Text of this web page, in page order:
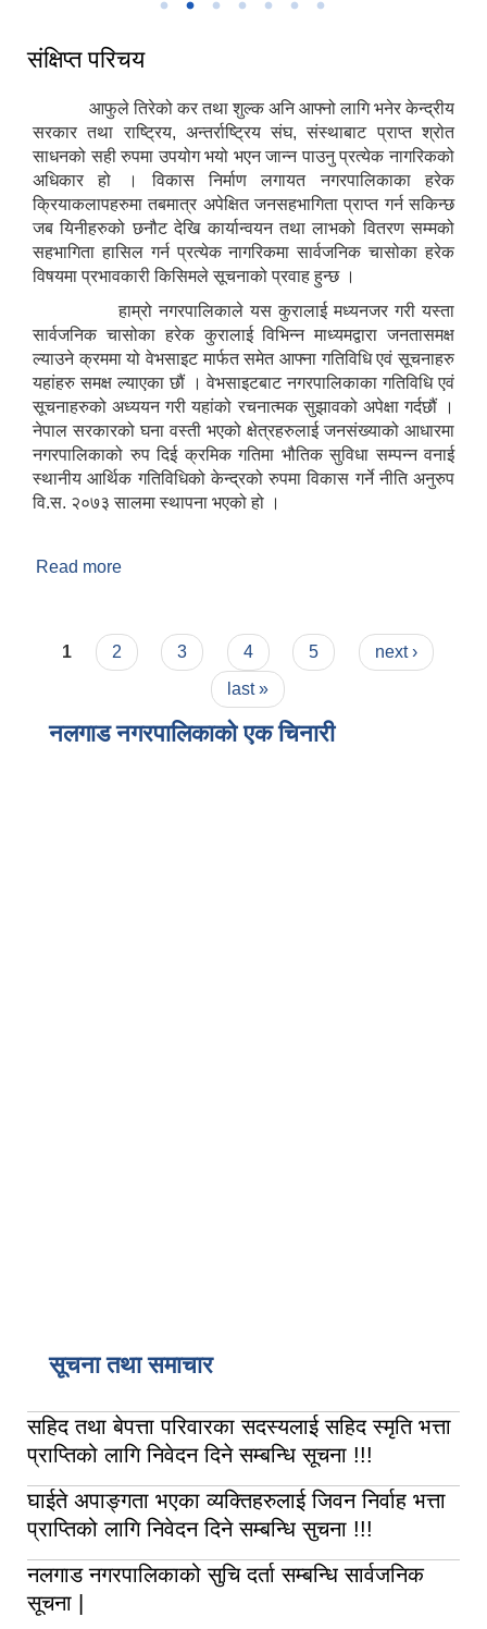
संक्षिप्त परिचय
आफुले तिरेको कर तथा शुल्क अनि आफ्नो लागि भनेर केन्द्रीय
सरकार तथा राष्ट्रिय, अन्तर्राष्ट्रिय संघ, संस्थाबाट प्राप्त श्रोत
साधनको सही रुपमा उपयोग भयो भएन जान्न पाउनु प्रत्येक नागरिकको
अधिकार हो । विकास निर्माण लगायत नगरपालिकाका हरेक
क्रियाकलापहरुमा तबमात्र अपेक्षित जनसहभागिता प्राप्त गर्न सकिन्छ
जब यिनीहरुको छनौट देखि कार्यान्वयन तथा लाभको वितरण सम्मको
सहभागिता हासिल गर्न प्रत्येक नागरिकमा सार्वजनिक चासोका हरेक
विषयमा प्रभावकारी किसिमले सूचनाको प्रवाह हुन्छ ।
हाम्रो नगरपालिकाले यस कुरालाई मध्यनजर गरी यस्ता
सार्वजनिक चासोका हरेक कुरालाई विभिन्न माध्यमद्वारा जनतासमक्ष
ल्याउने क्रममा यो वेभसाइट मार्फत समेत आफ्ना गतिविधि एवं सूचनाहरु
यहांहरु समक्ष ल्याएका छौं । वेभसाइटबाट नगरपालिकाका गतिविधि एवं
सूचनाहरुको अध्ययन गरी यहांको रचनात्मक सुझावको अपेक्षा गर्दछौं ।
नेपाल सरकारको घना वस्ती भएको क्षेत्रहरुलाई जनसंख्याको आधारमा
नगरपालिकाको रुप दिई क्रमिक गतिमा भौतिक सुविधा सम्पन्न वनाई
स्थानीय आर्थिक गतिविधिको केन्द्रको रुपमा विकास गर्ने नीति अनुरुप
वि.स. २०७३ सालमा स्थापना भएको हो ।
Read more
Pages
1 2 3 4 5
next ›
last »
नलगाड नगरपालिकाको एक चिनारी
सूचना तथा समाचार
सहिद तथा बेपत्ता परिवारका सदस्यलाई सहिद स्मृति भत्ता
प्राप्तिको लागि निवेदन दिने सम्बन्धि सूचना !!!
घाईते अपाङ्गता भएका व्यक्तिहरुलाई जिवन निर्वाह भत्ता
प्राप्तिको लागि निवेदन दिने सम्बन्धि सुचना !!!
नलगाड नगरपालिकाको सुचि दर्ता सम्बन्धि सार्वजनिक
सूचना |